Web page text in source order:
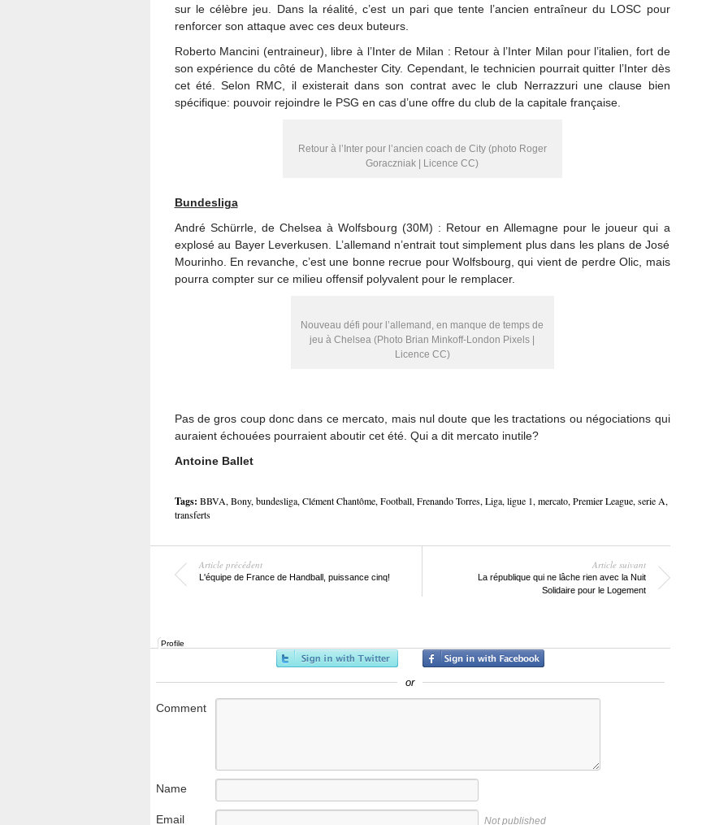
sur le célèbre jeu. Dans la réalité, c’est un pari que tente l’ancien entraîneur du LOSC pour
renforcer son attaque avec ces deux buteurs.
Roberto Mancini (entraineur), libre à l’Inter de Milan : Retour à l’Inter Milan pour l’italien, fort de
son expérience du côté de Manchester City. Cependant, le technicien pourrait quitter l’Inter dès
cet été. Selon RMC, il existerait dans son contrat avec le club Nerrazzuri une clause bien
spécifique: pouvoir rejoindre le PSG en cas d’une offre du club de la capitale française.
Retour à l’Inter pour l’ancien coach de City (photo Roger
Goraczniak | Licence CC)
Bundesliga
André Schürrle, de Chelsea à Wolfsbourg (30M) : Retour en Allemagne pour le joueur qui a
explosé au Bayer Leverkusen. L’allemand n’entrait tout simplement plus dans les plans de José
Mourinho. En revanche, c’est une bonne recrue pour Wolfsbourg, qui vient de perdre Olic, mais
pourra compter sur ce milieu offensif polyvalent pour le remplacer.
Nouveau défi pour l’allemand, en manque de temps de
jeu à Chelsea (Photo Brian Minkoff-London Pixels |
Licence CC)
Pas de gros coup donc dans ce mercato, mais nul doute que les tractations ou négociations qui
auraient échouées pourraient aboutir cet été. Qui a dit mercato inutile?
Antoine Ballet
Tags: BBVA, Bony, bundesliga, Clément Chantôme, Football, Frenando Torres, Liga, ligue 1, mercato, Premier League, serie A,
transferts
Article précédent
L'équipe de France de Handball, puissance cinq!
Article suivant
La république qui ne lâche rien avec la Nuit
Solidaire pour le Logement
Profile
or
Comment
Name
Email Not published